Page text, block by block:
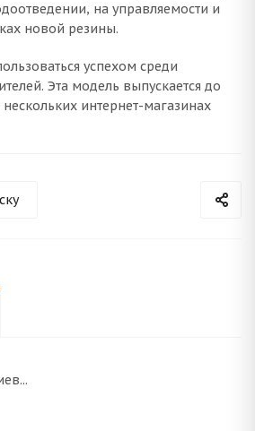
на управляемости и
новой резины.
успехом среди
Эта модель выпускается до
интернет-магазинах